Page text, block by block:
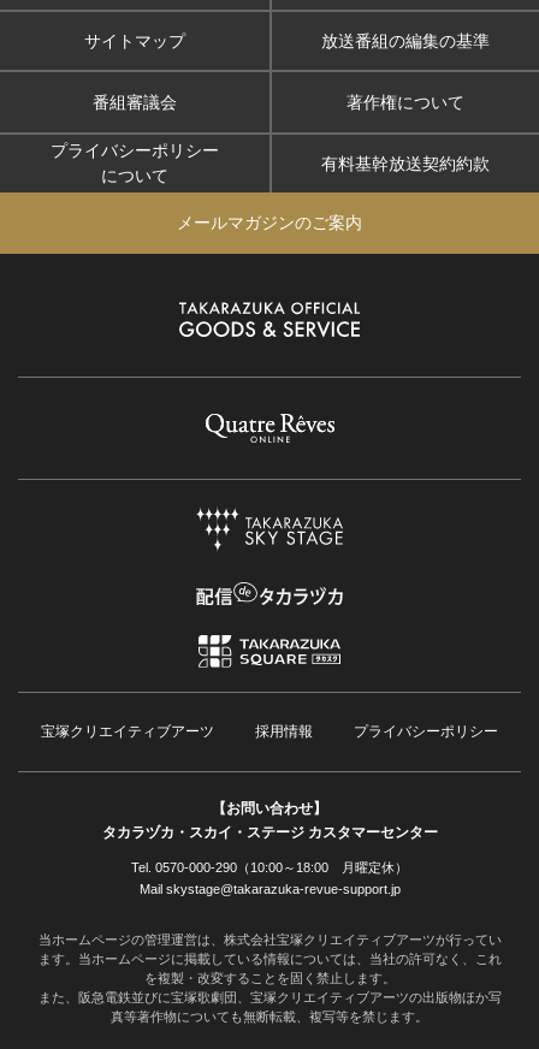
サイトマップ 放送番組の編集の基準
番組審議会 著作権について
プライバシーポリシー
について
有料基幹放送契約約款
メールマガジンのご案内
宝塚クリエイティブアーツ 採用情報 プライバシーポリシー
【お問い合わせ】
タカラヅカ・スカイ・ステージ カスタマーセンター
Tel. 0570-000-290（10:00～18:00 月曜定休）
Mail skystage@takarazuka-revue-support.jp
当ホームページの管理運営は、株式会社宝塚クリエイティブアーツが行ってい
ます。当ホームページに掲載している情報については、当社の許可なく、これ
を複製・改変することを固く禁止します。
また、阪急電鉄並びに宝塚歌劇団、宝塚クリエイティブアーツの出版物ほか写
真等著作物についても無断転載、複写等を禁じます。